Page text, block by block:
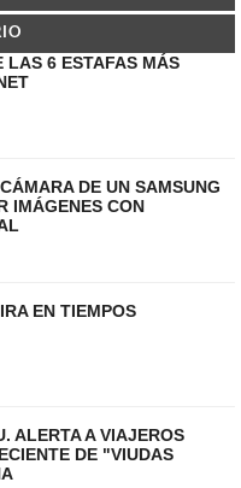
LAS 6 ESTAFAS MÁS
DE UN SAMSUNG
IMÁGENES CON
EN TIEMPOS
ALERTA A VIAJEROS
DE "VIUDAS